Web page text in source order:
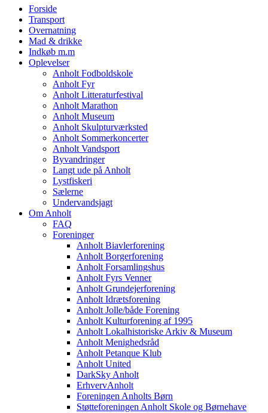
Forside
Transport
Overnatning
Mad & drikke
Indkøb m.m
Oplevelser
Anholt Fodboldskole
Anholt Fyr
Anholt Litteraturfestival
Anholt Marathon
Anholt Museum
Anholt Skulpturværksted
Anholt Sommerkoncerter
Anholt Vandsport
Byvandringer
Langt ude på Anholt
Lystfiskeri
Sælerne
Undervandsjagt
Om Anholt
FAQ
Foreninger
Anholt Biavlerforening
Anholt Borgerforening
Anholt Forsamlingshus
Anholt Fyrs Venner
Anholt Grundejerforening
Anholt Idrætsforening
Anholt Jolle/både Forening
Anholt Kulturforening af 1995
Anholt Lokalhistoriske Arkiv & Museum
Anholt Menighedsråd
Anholt Petanque Klub
Anholt United
DarkSky Anholt
ErhvervAnholt
Foreningen Anholts Børn
Støtteforeningen Anholt Skole og Børnehave